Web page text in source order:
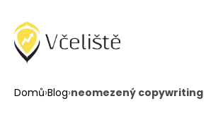
Domů›Blog›neomezený copywriting